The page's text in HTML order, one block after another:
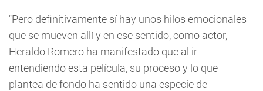
"Pero definitivamente sí hay unos hilos emocionales
que se mueven allí y en ese sentido, como actor,
Heraldo Romero ha manifestado que al ir
entendiendo esta película, su proceso y lo que
plantea de fondo ha sentido una especie de